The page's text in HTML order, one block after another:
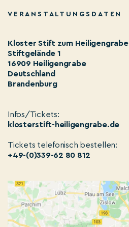
VERANSTALTUNGSDATEN
Kloster Stift zum Heiligengrabe
Stiftgelände 1
16909 Heiligengrabe
Deutschland
Brandenburg
Infos/Tickets:
klosterstift-heiligengrabe.de
Tickets telefonisch bestellen:
+49-(0)339-62 80 812